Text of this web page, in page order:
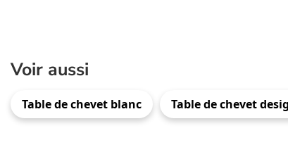
Voir aussi
Table de chevet blanc Table de chevet